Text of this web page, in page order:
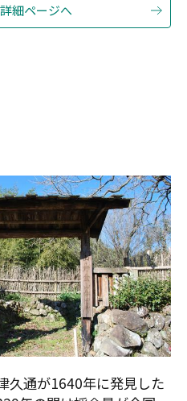
詳細ページへ
久通が1640年に発見した